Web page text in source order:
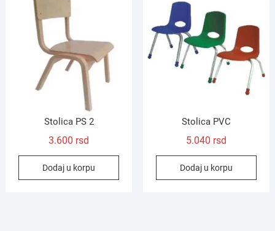
Stolica PS 2
3.600 rsd
Dodaj u korpu
Stolica PVC
5.040 rsd
Dodaj u korpu